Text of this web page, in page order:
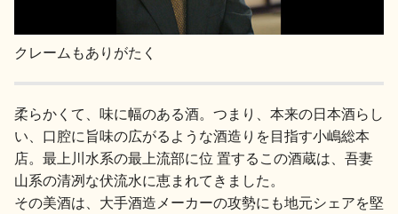
クレームもありがたく
柔らかくて、味に幅のある酒。つまり、本来の日本酒らし
い、口腔に旨味の広がるような酒造りを目指す小嶋総本
店。最上川水系の最上流部に位 置するこの酒蔵は、吾妻
山系の清冽な伏流水に恵まれてきました。
その美酒は、大手酒造メーカーの攻勢にも地元シェアを堅